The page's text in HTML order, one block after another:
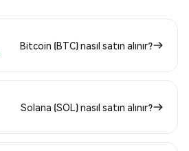
Bitcoin (BTC) nasıl satın alınır?
Solana (SOL) nasıl satın alınır?